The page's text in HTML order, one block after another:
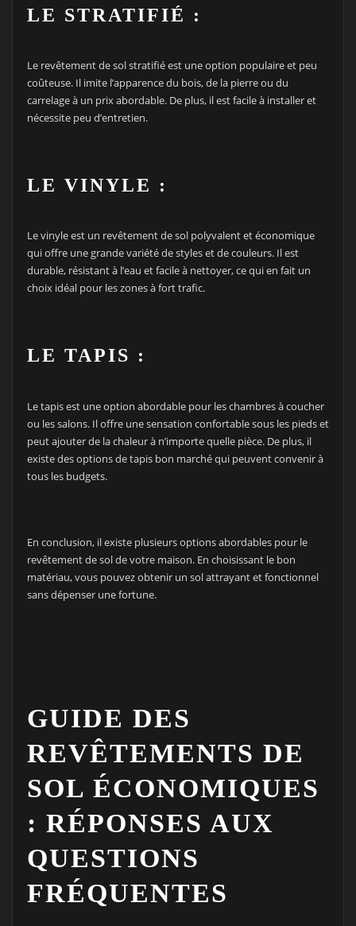
LE STRATIFIÉ :
Le revêtement de sol stratifié est une option populaire et peu
coûteuse. Il imite l’apparence du bois, de la pierre ou du
carrelage à un prix abordable. De plus, il est facile à installer et
nécessite peu d’entretien.
LE VINYLE :
Le vinyle est un revêtement de sol polyvalent et économique
qui offre une grande variété de styles et de couleurs. Il est
durable, résistant à l’eau et facile à nettoyer, ce qui en fait un
choix idéal pour les zones à fort trafic.
LE TAPIS :
Le tapis est une option abordable pour les chambres à coucher
ou les salons. Il offre une sensation confortable sous les pieds et
peut ajouter de la chaleur à n’importe quelle pièce. De plus, il
existe des options de tapis bon marché qui peuvent convenir à
tous les budgets.
En conclusion, il existe plusieurs options abordables pour le
revêtement de sol de votre maison. En choisissant le bon
matériau, vous pouvez obtenir un sol attrayant et fonctionnel
sans dépenser une fortune.
GUIDE DES
REVÊTEMENTS DE
SOL ÉCONOMIQUES
: RÉPONSES AUX
QUESTIONS
FRÉQUENTES